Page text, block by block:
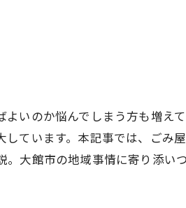
いのか悩んでしまう方も増え
ています。本記事では、ごみ
大館市の地域事情に寄り添い